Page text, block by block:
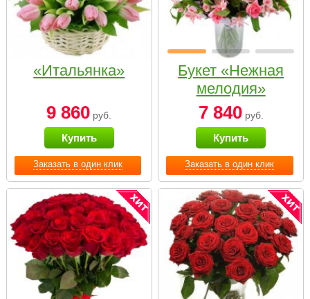
Заказать в один клик
«Итальянка»
9 860 руб.
Купить
Заказать в один клик
Букет «Нежная
мелодия»
7 840руб.
Купить